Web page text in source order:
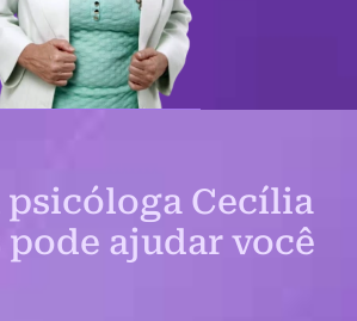
psicóloga Cecília
ajudar você